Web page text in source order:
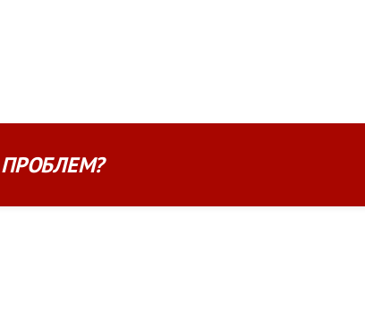
ПРОБЛЕМ?